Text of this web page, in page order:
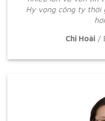
Hy vọng công ty thời
Chi Hoài /